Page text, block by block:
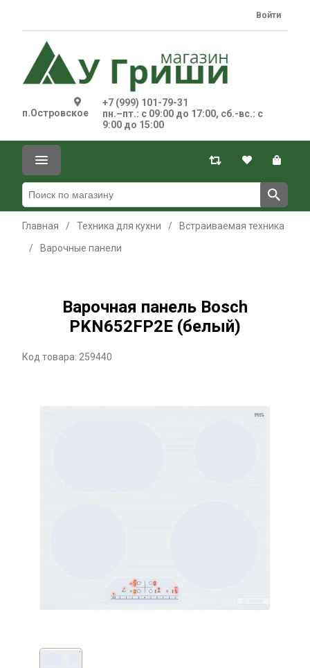
п.Островское
+7 (999) 101-79-31
пн.–пт.: с 09:00 до 17:00, сб.-вс.: с
9:00 до 15:00
Войти
Главная / Техника для кухни /
Встраиваемая техника
/
Варочные панели
Варочная панель Bosch
PKN652FP2E (белый)
Код товара: 259440